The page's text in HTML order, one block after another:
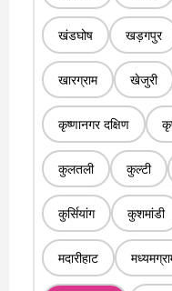
खंडघोष खड़गपुर
खारग्राम खेजुरी
कृष्णानगर दक्षिण
कुलतली कुल्टी
कुर्सियांग कुशमांडी
मदारीहाट